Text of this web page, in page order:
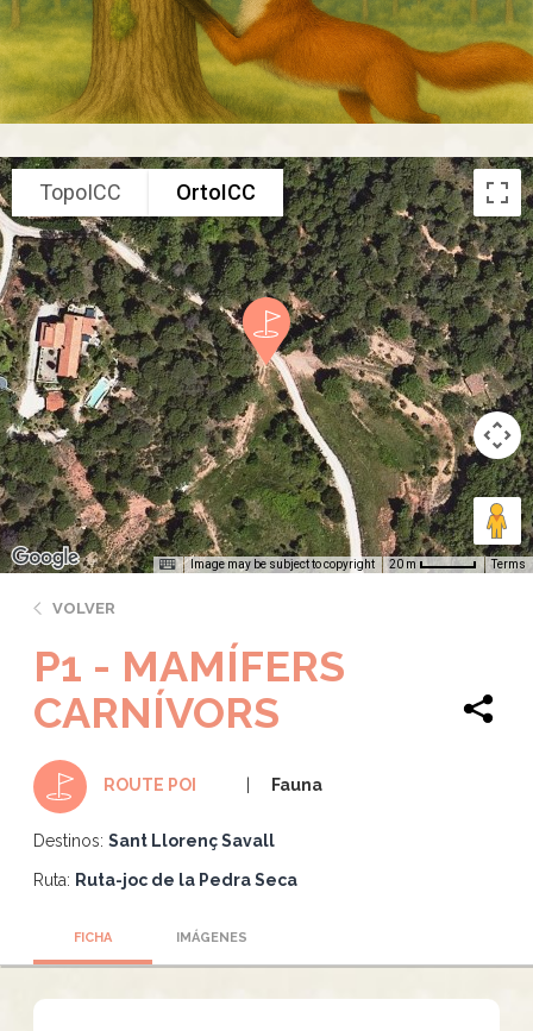
TopoICC OrtoICC
Image may be subject to copyright 20 m Terms
VOLVER
P1 - MAMÍFERS
CARNÍVORS
ROUTE POI Fauna
Destinos: Sant Llorenç Savall
Ruta: Ruta-joc de la Pedra Seca
FICHA IMÁGENES